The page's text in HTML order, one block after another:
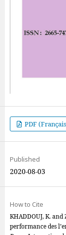
PDF
Published
2020-08-03
How to Cite
KHADDOUJ, K.
performance des